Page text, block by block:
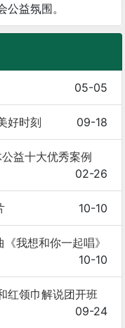
益氛围。
05-05
好时刻 09-18
益十大优秀案例
02-26
10-10
我想和你一起唱》
10-10
红领巾解说团开班
09-24